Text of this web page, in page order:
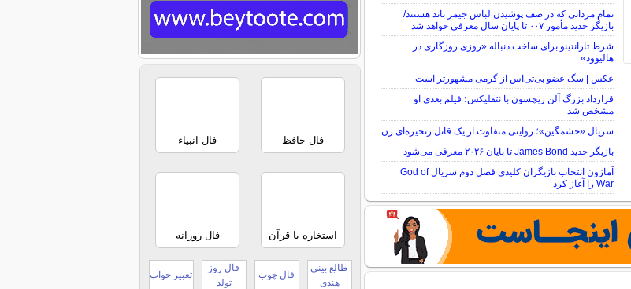
تمام مردانی که در صف پوشیدن لباس جیمز باند هستند/
بازیگر جدید مأمور ۰۰۷ تا پایان سال معرفی خواهد شد
شرط تارانتینو برای ساخت دنباله «روزی روزگاری در
هالیوود»
عکس | سگ عضو بی‌تی‌اس از گرمی مشهورتر است
قرارداد بزرگ آلن ریچسون با نتفلیکس؛ فیلم بعدی او
مشخص شد
سریال «خشمگین»؛ روایتی متفاوت از یک قاتل زنجیره‌ای زن
بازیگر جدید James Bond تا پایان ۲۰۲۶ معرفی می‌شود
آمازون انتخاب بازیگران کلیدی فصل دوم سریال God of
War را آغاز کرد
فال حافظ فال انبیاء
استخاره با قرآن فال روزانه
طالع بینی
هندی
فال چوب
فال روز
تولد
تعبیر خواب